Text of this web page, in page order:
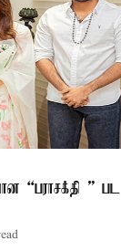
“பராசக்தி ” பட